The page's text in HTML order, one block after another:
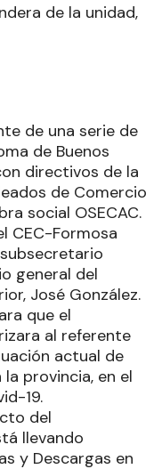
de la unidad,
de una serie de
de Buenos
directivos de la
de Comercio
social OSECAC.
CEC-Formosa
general del
José González.
que el
al referente
actual de
provincia, en el
19.
del
llevando
y Descargas en